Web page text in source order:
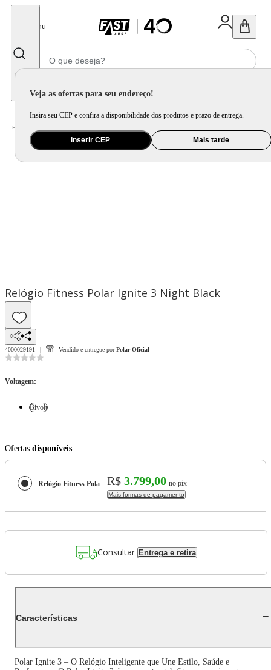
Menu
Veja as ofertas para seu endereço!
Insira seu CEP e confira a disponibilidade dos produtos e prazo de entrega.
Inserir CEP Mais tarde
Home
Relógio Fitness Polar Ignite 3 Night Black
4000029191 Vendido e entregue por Polar Oficial
Voltagem:
Bivolt
Ofertas disponíveis
Relógio Fitness Polar Ignite 3 Night BlackR$ 3.799,00 no pix
Mais formas de pagamento
Consultar Entrega e retira
Características
Polar Ignite 3 – O Relógio Inteligente que Une Estilo, Saúde e